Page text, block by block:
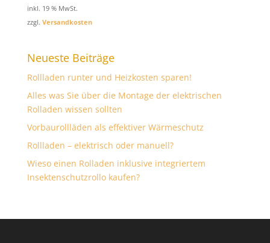
inkl. 19 % MwSt.
zzgl. Versandkosten
Neueste Beiträge
Rollladen runter und Heizkosten sparen!
Alles was Sie über die Montage der elektrischen
Rolladen wissen sollten
Vorbaurollläden als effektiver Wärmeschutz
Rollladen – elektrisch oder manuell?
Wieso einen Rolladen inklusive integriertem
Insektenschutzrollo kaufen?